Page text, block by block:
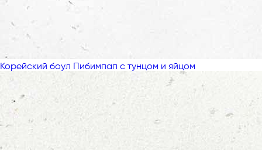
Корейский боул Пибимпап с тунцом и яйцом